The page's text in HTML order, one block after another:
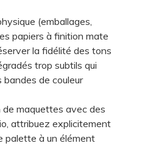
(emballages,
papiers à finition mate
la fidélité des tons
trop subtils qui
de couleur
maquettes avec des
attribuez explicitement
palette à un élément